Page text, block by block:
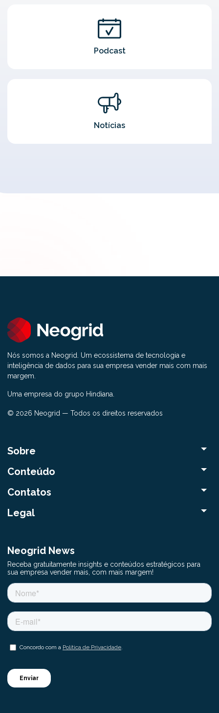
Podcast
Notícias
Nós somos a Neogrid. Um ecossistema de tecnologia e
inteligência de dados para sua empresa vender mais com mais
margem.
Uma empresa do grupo Hindiana.
© 2026 Neogrid — Todos os direitos reservados
Sobre
Conteúdo
Contatos
Legal
Neogrid News